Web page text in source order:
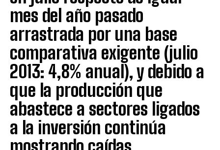
mes del año pasado
arrastrada por una base
comparativa exigente (julio
2013: 4,8% anual), y debido a
que la producción que
abastece a sectores ligados
a la inversión continúa